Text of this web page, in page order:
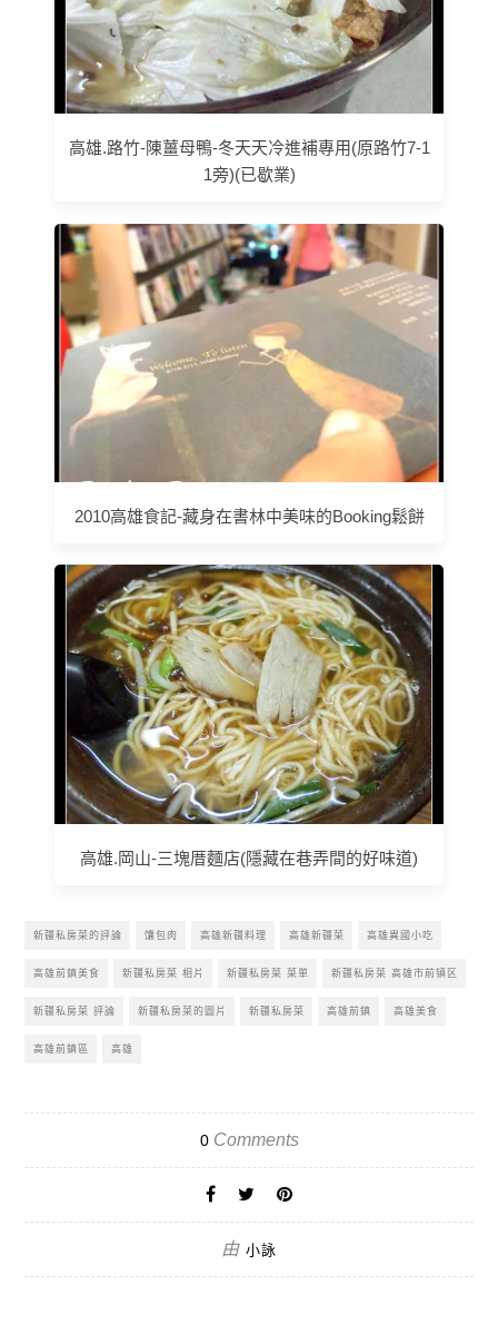
高雄.路竹-陳薑母鴨-冬天天冷進補專用(原路竹7-1
1旁)(已歇業)
2010高雄食記-藏身在書林中美味的Booking鬆餅
高雄.岡山-三塊厝麵店(隱藏在巷弄間的好味道)
新疆私房菜的評論 馕包肉 高雄新疆料理 高雄新疆菜 高雄異國小吃
高雄前鎮美食 新疆私房菜 相片 新疆私房菜 菜單 新疆私房菜 高雄市前镇区
新疆私房菜 評論 新疆私房菜的圖片 新疆私房菜 高雄前鎮 高雄美食
高雄前鎮區 高雄
0Comments
由 小詠